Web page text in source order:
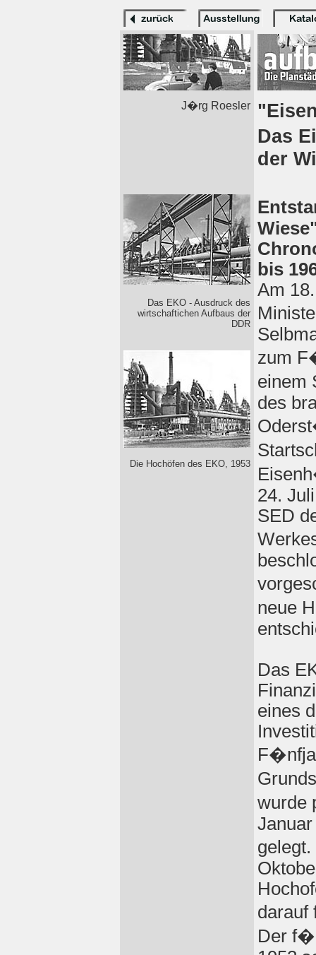
J�rg Roesler
Das
der
Das EKO - Ausdruck des
wirtschaftichen Aufbaus der
DDR
Die Hochöfen des EKO, 1953
bis
Am
zum
einem
des
24.
SED
neue
Das
eines
wurde
darauf
Der